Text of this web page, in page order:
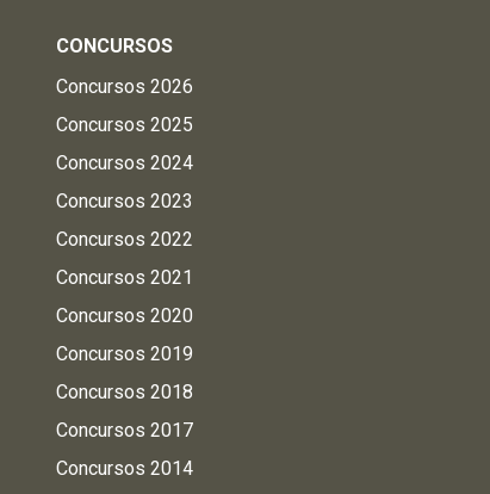
CONCURSOS
Concursos 2026
Concursos 2025
Concursos 2024
Concursos 2023
Concursos 2022
Concursos 2021
Concursos 2020
Concursos 2019
Concursos 2018
Concursos 2017
Concursos 2014